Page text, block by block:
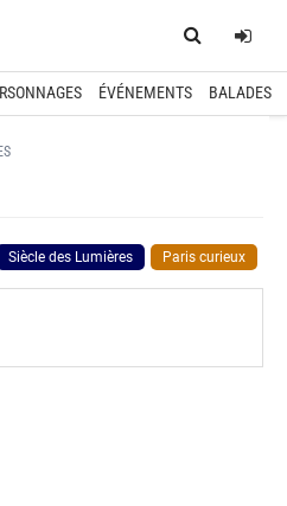
ÉVÉNEMENTS BALADES
Siècle des Lumières Paris curieux